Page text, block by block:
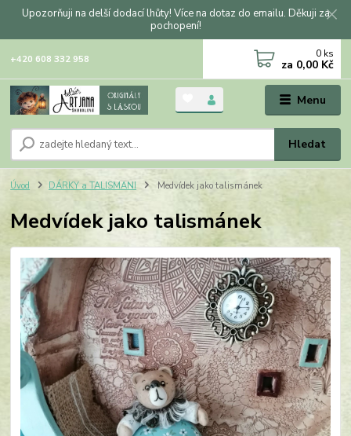
Upozorňuji na delší dodací lhůty! Více na dotaz do emailu. Děkuji za
pochopení!
Menu
Hledat
+420 608 332 958 0 ks
za 0,00 Kč
Úvod DÁRKY a TALISMANI Medvídek jako talismánek
Medvídek jako talismánek